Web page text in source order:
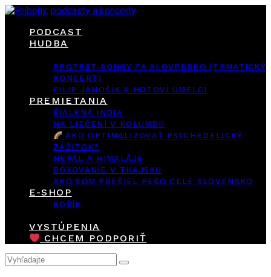
PODCAST
HUDBA
PROTEST-SONGY ZA SLOVENSKO (TEMATICKÝ
KONCERT)
FILIP JÁNOŠÍK A HOTOVÍ UMELCI
PREMIETANIA
ŠIALENÁ INDIA
NA LIEČENÍ V KOLUMBII
AKO OPTIMALIZOVAŤ PSYCHEDELICKÝ
ZÁŽITOK?
NEPÁL A HIMALÁJE
BOXOVANIE V THAJSKU
AKO SOM PREŠIEL PEŠO CELÉ SLOVENSKO
E-SHOP
KOŠÍK
VYSTÚPENIA
CHCEM PODPORIŤ